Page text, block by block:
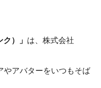
）」 は、株式会社
やアバターをいつもそば